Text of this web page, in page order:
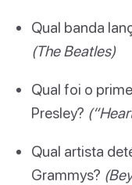
Qual banda
(The Beatles)
Qual foi o
Presley?
Qual artista
Grammys?